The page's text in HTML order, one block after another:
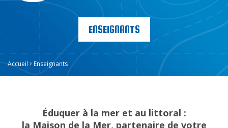
ENSEIGNANTS
Accueil Enseignants
Éduquer à la mer et au littoral :
la Maison de la Mer, partenaire de votre